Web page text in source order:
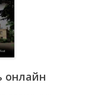
онлайн